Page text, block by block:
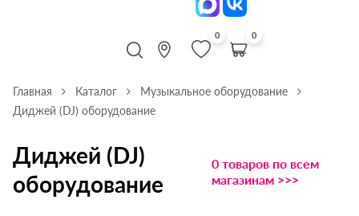
0 0
Главная Каталог
Музыкальное оборудование
Диджей (DJ) оборудование
Диджей (DJ)
оборудование
0 товаров по всем
магазинам >>>